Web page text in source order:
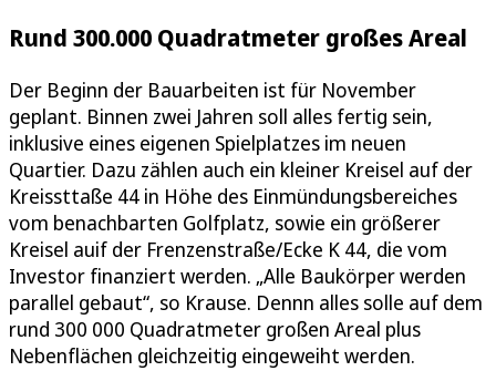
Rund 300.000 Quadratmeter großes Areal
Der Beginn der Bauarbeiten ist für November
geplant. Binnen zwei Jahren soll alles fertig sein,
inklusive eines eigenen Spielplatzes im neuen
Quartier. Dazu zählen auch ein kleiner Kreisel auf der
Kreissttaße 44 in Höhe des Einmündungsbereiches
vom benachbarten Golfplatz, sowie ein größerer
Kreisel auif der Frenzenstraße/Ecke K 44, die vom
Investor finanziert werden. „Alle Baukörper werden
parallel gebaut“, so Krause. Dennn alles solle auf dem
rund 300 000 Quadratmeter großen Areal plus
Nebenflächen gleichzeitig eingeweiht werden.